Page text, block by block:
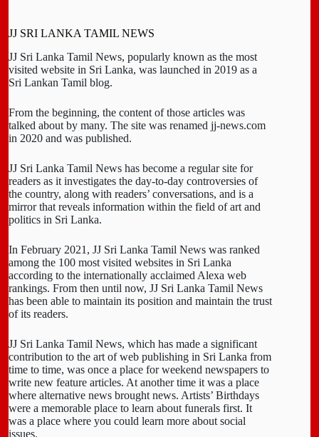
JJ SRI LANKA TAMIL NEWS
JJ Sri Lanka Tamil News, popularly known as the most
visited website in Sri Lanka, was launched in 2019 as a
Sri Lankan Tamil blog.
From the beginning, the content of those articles was
talked about by many. The site was renamed jj-news.com
in 2020 and was published.
JJ Sri Lanka Tamil News has become a regular site for
readers as it investigates the day-to-day controversies of
the country, along with readers’ conversations, and is a
mirror that reveals information within the field of art and
politics in Sri Lanka.
In February 2021, JJ Sri Lanka Tamil News was ranked
among the 100 most visited websites in Sri Lanka
according to the internationally acclaimed Alexa web
rankings. From then until now, JJ Sri Lanka Tamil News
has been able to maintain its position and maintain the trust
of its readers.
JJ Sri Lanka Tamil News, which has made a significant
contribution to the art of web publishing in Sri Lanka from
time to time, was once a place for weekend newspapers to
write new feature articles. At another time it was a place
where alternative news brought news. Artists’ Birthdays
were a memorable place to learn about funerals first. It
was a place where you could learn more about social
issues.